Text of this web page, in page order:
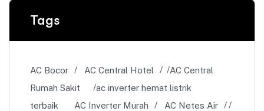
Tags
AC Bocor AC Central Hotel
AC Central
Rumah Sakit
ac inverter hemat listrik
terbaik
AC Inverter Murah
AC Netes Air